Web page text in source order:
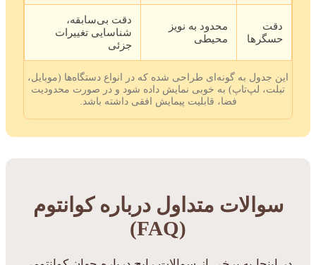
دقت
حسگرها
محدود به نویز
محیطی
دقت بی‌سابقه،
شناسایی تغییرات
جزئی
این جدول به گونه‌ای طراحی شده که در انواع دستگاه‌ها (موبایل،
تبلت، لپ‌تاپ) به خوبی نمایش داده شود و در صورت محدودیت
فضا، قابلیت پیمایش افقی داشته باشد.
سوالات متداول درباره کوانتوم
(FAQ)